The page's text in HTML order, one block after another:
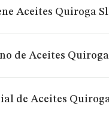
Aceites Quiroga
de Aceites
de Aceites